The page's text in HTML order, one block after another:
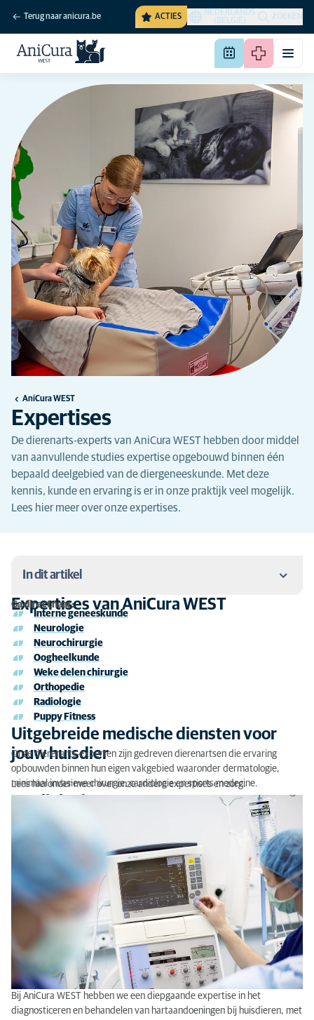
Terug naar anicura.be ACTIES
NEDERLANDS
(BELGIË)
ZOEKEN
AniCura WEST
Expertises
De dierenarts-experts van AniCura WEST hebben door middel
van aanvullende studies expertise opgebouwd binnen één
bepaald deelgebied van de diergeneeskunde. Met deze
kennis, kunde en ervaring is er in onze praktijk veel mogelijk.
Lees hier meer over onze expertises.
In dit artikel
Expertises van AniCura WEST
Uitgebreide medische diensten voor jouw huisdier
Cardiologie
Acupunctuur
Fysiotherapie
Sports medicine
Tandheelkunde
Expertises van AniCura WEST
Ga direct naar:
Interne geneeskunde
Neurologie
Neurochirurgie
Oogheelkunde
Weke delen chirurgie
Orthopedie
Radiologie
Puppy Fitness
Uitgebreide medische diensten voor
jouw huisdier
Onze dierenarts-experten zijn gedreven dierenartsen die ervaring
opbouwden binnen hun eigen vakgebied waaronder dermatologie,
minimaal invasieve chirurgie, cardiologie en sports medecine.
Lees hieronder meer over onze andere expertises en zorg.
Bij AniCura WEST hebben we een diepgaande expertise in het
diagnosticeren en behandelen van hartaandoeningen bij huisdieren, met